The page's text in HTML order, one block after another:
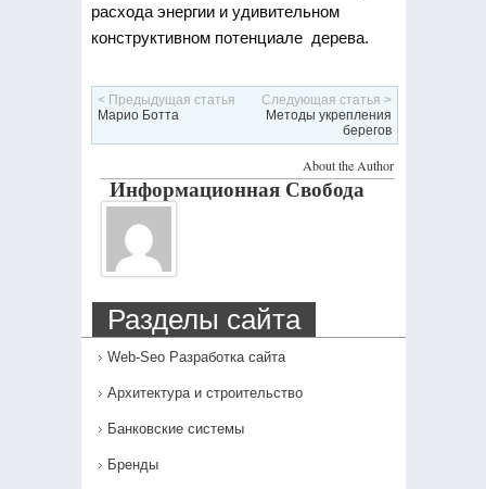
расхода энергии и удивительном
конструктивном потенциале дерева.
< Предыдущая статья
Марио Ботта
Следующая статья >
Методы укрепления
берегов
About the Author
Информационная Свобода
Разделы сайта
Web-Seo Разработка сайта
Архитектура и строительство
Банковские системы
Бренды